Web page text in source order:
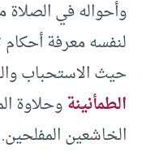
وأحواله في
لنفسه معرفة
حيث الاستحباب
الطمأنينةوحلاوة
الخاشعين المفلحين.